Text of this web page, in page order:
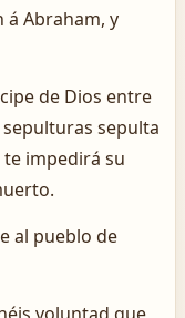
á Abraham, y
de Dios entre
sepulta
impedirá su
al pueblo de